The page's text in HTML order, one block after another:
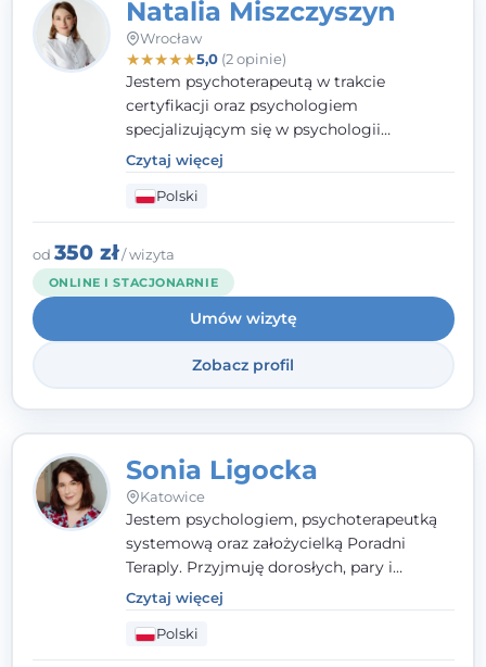
Natalia Miszczyszyn
Wrocław
★★★★★5,0(2 opinie)
Jestem psychoterapeutą w trakcie
certyfikacji oraz psychologiem
specjalizującym się w psychologii
klinicznej. Ukończyłam również studia
podyplomowe z Praktycznej Diagnozy
Psychologicznej. Aktywnie uczestniczę w
działalności Polskiego Towarzystwa
Psychiatrycznego oraz Polskiego
Towarzystwa Psychologicznego, a także
jestem członkiem nadzwyczajnym
Wielkopolskiego Towarzystwa Terapii
Systemowej.
Czytaj więcej
Polski
od 350 zł/ wizyta
ONLINE I STACJONARNIE
Umów wizytę
Zobacz profil
Sonia Ligocka
Katowice
Jestem psychologiem, psychoterapeutką
systemową oraz założycielką Poradni
Teraply. Przyjmuję dorosłych, pary i
rodziny, dobierając metody do
indywidualnych zasobów pacjenta. Wierzę
w drzemiące w Tobie zasoby, które
pozwolą Ci wyjść z kryzysu - a jeśli jeszcze
Czytaj więcej
Polski